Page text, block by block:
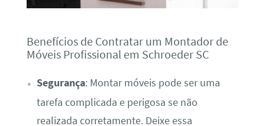
Benefícios de Contratar um Montador de
Móveis Profissional em Schroeder SC
Segurança: Montar móveis pode ser uma
tarefa complicada e perigosa se não
realizada corretamente. Deixe essa